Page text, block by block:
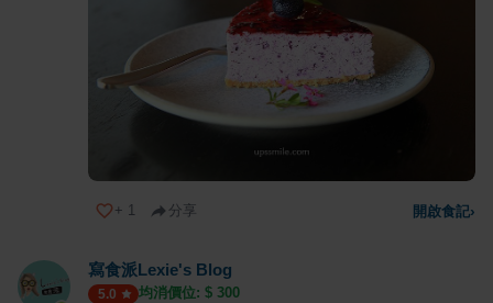
+ 1 分享 開啟食記›
寫食派Lexie's Blog
5.0 均消價位: $ 300